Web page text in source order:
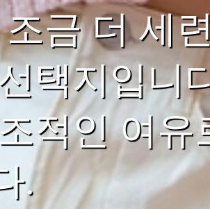
금 더 세
택지입니
적인 여유
.